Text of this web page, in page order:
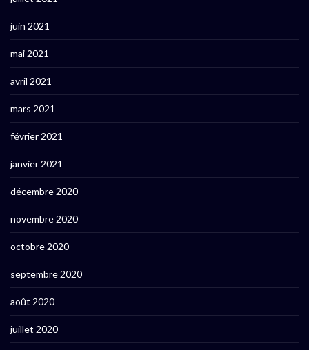
juin 2021
mai 2021
avril 2021
mars 2021
février 2021
janvier 2021
décembre 2020
novembre 2020
octobre 2020
septembre 2020
août 2020
juillet 2020